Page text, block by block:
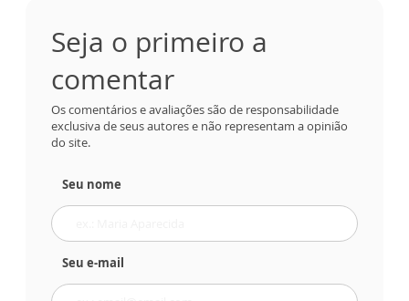
Seja o primeiro a
comentar
Os comentários e avaliações são de responsabilidade
exclusiva de seus autores e não representam a opinião
do site.
Seu nome
Seu e-mail